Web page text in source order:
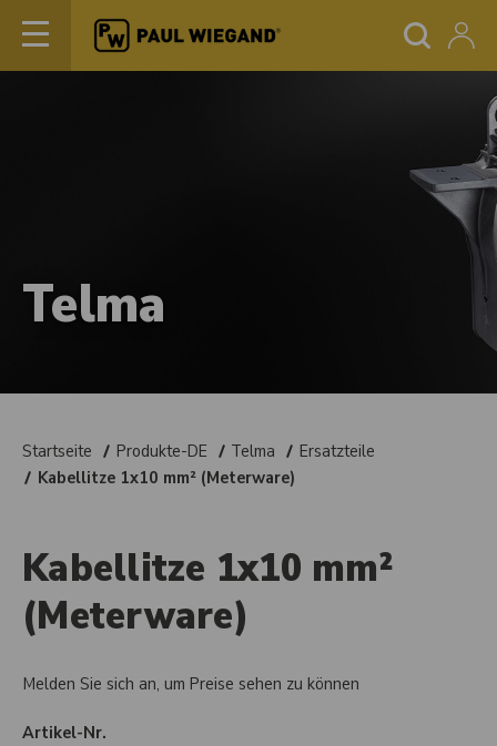
Telma
Startseite Produkte-DE Telma
Ersatzteile
Kabellitze 1x10 mm² (Meterware)
Kabellitze 1x10 mm²
(Meterware)
Melden Sie sich an, um Preise sehen zu können
Artikel-Nr.